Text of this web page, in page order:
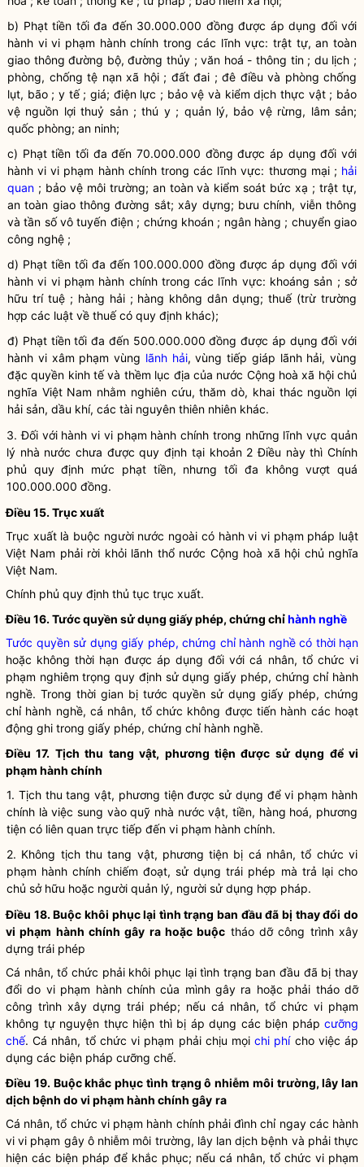
b) Phạt tiền tối đa đến 30.000.000 đồng được áp dụng đối với
hành vivi phạm hành chính trong các lĩnh vực: trật tự, an toàn
giao thông đường bộ, đường thủy ; văn hoá - thông tin ; du lịch ;
phòng, chống tệ nạn xã hội ; đất đai ; đê điều và phòng chống
lụt, bão ; y tế ; giá; điện lực ; bảo vệ và kiểm dịch thực vật ; bảo
vệ nguồn lợi thuỷ sản ; thú y ; quản lý, bảo vệ rừng, lâm sản;
quốc phòng; an ninh;
c) Phạt tiền tối đa đến 70.000.000 đồng được áp dụng đối với
hành vivi phạm hành chínhtrong các lĩnh vực: thương mại ; hải
quan ; bảo vệ môi trường; an toàn và kiểm soát bức xạ ; trật tự,
an toàn giao thông đường sắt; xây dựng; bưu chính, viễn thông
và tần số vô tuyến điện ; chứng khoán ; ngân hàng ; chuyển giao
công nghệ ;
d) Phạt tiền tối đa đến 100.000.000 đồng được áp dụng đối với
hành vi vi phạm hành chínhtrong các lĩnh vực: khoáng sản ; sở
hữu trí tuệ ; hàng hải ; hàng không dân dụng; thuế (trừ trường
hợp các luật về thuế có quy định khác);
đ) Phạt tiền tối đa đến 500.000.000 đồng được áp dụng đối với
hành vi xâm phạm vùng lãnh hải, vùng tiếp giáp lãnh hải, vùng
đặc quyền kinh tế và thềm lục địa của nước Cộng hoà xã hội chủ
nghĩa Việt Nam nhằm nghiên cứu, thăm dò, khai thác nguồn lợi
hải sản, dầu khí, các tài nguyên thiên nhiên khác.
3. Đối với hành vi vi phạm hành chính trong những lĩnh vựcquản
lý nhà nước chưa được quy định tại khoản 2 Điều này thì Chính
phủ quy định mức phạt tiền, nhưng tối đa không vượt quá
100.000.000 đồng.
Điều 15. Trục xuất
Trục xuất là buộc người nước ngoài có hành vi vi phạm pháp luật
Việt Nam phải rời khỏi lãnh thổ nước Cộng hoà xã hội chủ nghĩa
Việt Nam.
Chính phủ quy định thủ tục trục xuất.
Điều 16. Tước quyền sử dụng giấy phép, chứng chỉhành nghề
Tước quyền sử dụng giấy phép, chứng chỉ hành nghề có thời hạn
hoặc không thời hạn được áp dụng đối với cá nhân, tổ chức vi
phạm nghiêm trọng quy định sử dụng giấy phép, chứng chỉ hành
nghề. Trong thời gian bị tước quyền sử dụng giấy phép, chứng
chỉ hành nghề, cá nhân, tổ chức không được tiến hành các hoạt
động ghi trong giấy phép, chứng chỉ hành nghề.
Điều 17. Tịch thu tang vật, phương tiện được sử dụng đểvi
phạm hành chính
1. Tịch thu tang vật, phương tiện được sử dụng đểvi phạm hành
chính là việc sung vào quỹ nhà nước vật, tiền, hàng hoá, phương
tiện có liên quan trực tiếp đến vi phạm hành chính.
2. Không tịch thu tang vật, phương tiện bị cá nhân,tổ chức vi
phạm hành chính chiếm đoạt, sử dụng trái phép mà trả lại cho
chủ sở hữu hoặc người quản lý, người sử dụng hợp pháp.
Điều 18. Buộc khôi phục lại tình trạng ban đầu đã bị thay đổi do
vi phạm hành chính gây ra hoặc buộc tháo dỡ công trình xây
dựng trái phép
Cá nhân,tổ chức phải khôi phục lại tình trạng ban đầu đã bị thay
đổi do vi phạm hành chínhcủa mình gây ra hoặc phải tháo dỡ
công trình xây dựng trái phép; nếu cá nhân, tổ chức vi phạm
không tự nguyện thực hiện thì bị áp dụng các biện pháp cưỡng
chế. Cá nhân, tổ chức vi phạm phải chịu mọichi phícho việc áp
dụng các biện pháp cưỡng chế.
Điều 19. Buộc khắc phục tình trạng ô nhiễm môi trường, lây lan
dịch bệnh do vi phạm hành chính gây ra
Cá nhân,tổ chức vi phạm hành chínhphải đình chỉ ngay các hành
vi vi phạm gây ô nhiễm môi trường, lây lan dịch bệnh và phải thực
hiện các biện pháp để khắc phục; nếu cá nhân, tổ chức vi phạm